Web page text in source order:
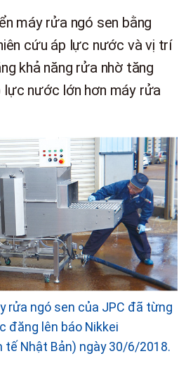
máy rửa ngó sen bằng
cứu áp lực nước và vị trí
khả năng rửa nhờ tăng
lực nước lớn hơn máy rửa
rửa ngó sen của JPC đã từng
đăng lên báo Nikkei
tế Nhật Bản) ngày 30/6/2018.